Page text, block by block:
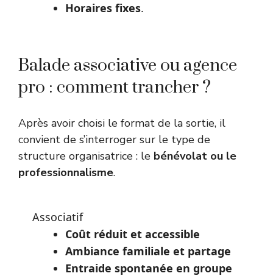
Horaires fixes.
Balade associative ou agence
pro : comment trancher ?
Après avoir choisi le format de la sortie, il
convient de s’interroger sur le type de
structure organisatrice : le bénévolat ou le
professionnalisme.
Associatif
Coût réduitet accessible
Ambiance familiale et partage
Entraide spontanée en groupe